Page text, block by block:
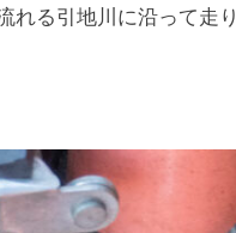
る引地川に沿って走り